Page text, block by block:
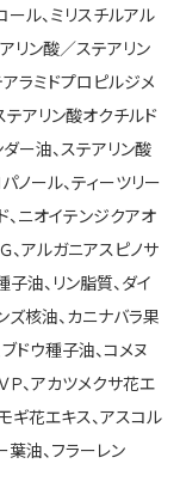
ール、ミリスチルアル
リン酸／ステアリン
ラミドプロピルジメ
テアリン酸オクチルド
ー油、ステアリン酸
ノール、ティーツリー
、ニオイテンジクアオ
、アルガニアスピノサ
油、リン脂質、ダイ
ズ核油、カニナバラ果
ドウ種子油、コメヌ
Ｐ、アカツメクサ花エ
ギ花エキス、アスコル
葉油、フラーレン